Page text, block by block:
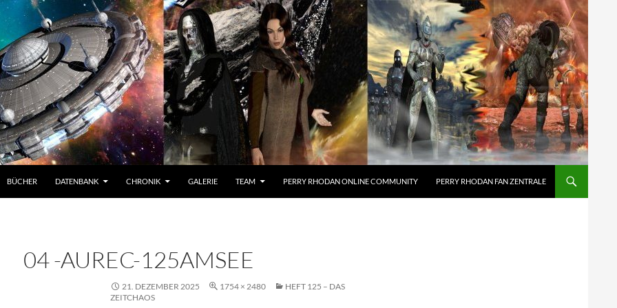
BÜCHER DATENBANK CHRONIK GALERIE TEAM PERRY RHODAN ONLINE COMMUNITY PERRY RHODAN FAN ZENTRALE
04 -AUREC-125AMSEE
21. DEZEMBER 2025 1754 × 2480
HEFT 125 – DAS
ZEITCHAOS